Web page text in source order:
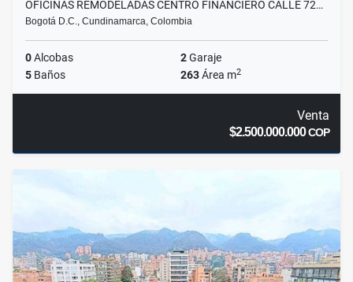
OFICINAS REMODELADAS CENTRO FINANCIERO CALLE 72…
Bogotá D.C., Cundinamarca, Colombia
0Alcobas 2Garaje
5 Baños 263Área m2
Venta
$2.500.000.000COP